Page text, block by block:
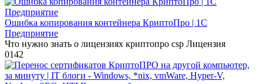
Ошибка копирования контейнера КриптоПро | 1С
Предприятие
Что нужно знать о лицензиях криптопро csp Лицензия
0142